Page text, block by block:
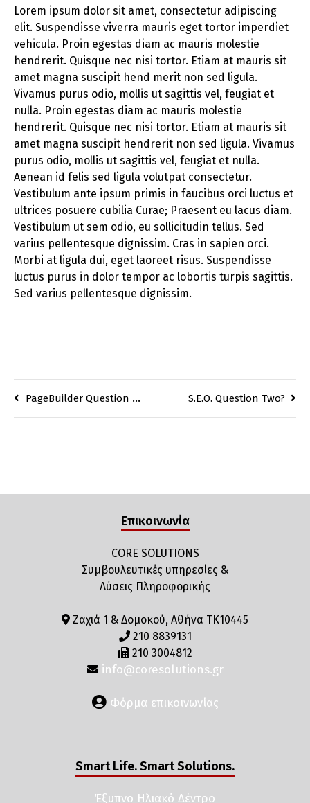
Lorem ipsum dolor sit amet, consectetur adipiscing
elit. Suspendisse viverra mauris eget tortor imperdiet
vehicula. Proin egestas diam ac mauris molestie
hendrerit. Quisque nec nisi tortor. Etiam at mauris sit
amet magna suscipit hend merit non sed ligula.
Vivamus purus odio, mollis ut sagittis vel, feugiat et
nulla. Proin egestas diam ac mauris molestie
hendrerit. Quisque nec nisi tortor. Etiam at mauris sit
amet magna suscipit hendrerit non sed ligula. Vivamus
purus odio, mollis ut sagittis vel, feugiat et nulla.
Aenean id felis sed ligula volutpat consectetur.
Vestibulum ante ipsum primis in faucibus orci luctus et
ultrices posuere cubilia Curae; Praesent eu lacus diam.
Vestibulum ut sem odio, eu sollicitudin tellus. Sed
varius pellentesque dignissim. Cras in sapien orci.
Morbi at ligula dui, eget laoreet risus. Suspendisse
luctus purus in dolor tempor ac lobortis turpis sagittis.
Sed varius pellentesque dignissim.
PageBuilder Question Two? S.E.O. Question Two?
Επικοινωνία
CORE SOLUTIONS
Συμβουλευτικές υπηρεσίες &
Λύσεις Πληροφορικής
Ζαχιά 1 & Δομοκού, Αθήνα ΤΚ10445
210 8839131
210 3004812
info@coresolutions.gr
Φόρμα επικοινωνίας
Smart Life. Smart Solutions.
Έξυπνο Ηλιακό Δέντρο